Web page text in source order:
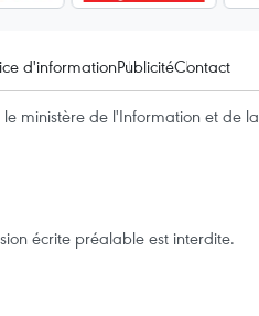
d'informationPublicitéContact
ministère de l'Information et de la
écrite préalable est interdite.